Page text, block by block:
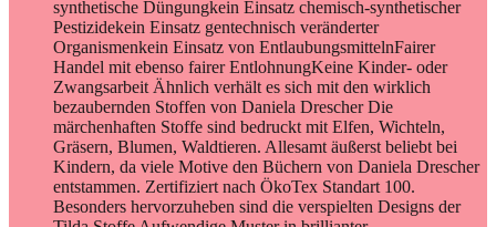
synthetische Düngungkein Einsatz chemisch-synthetischer
Pestizidekein Einsatz gentechnisch veränderter
Organismenkein Einsatz von EntlaubungsmittelnFairer
Handel mit ebenso fairer EntlohnungKeine Kinder- oder
Zwangsarbeit Ähnlich verhält es sich mit den wirklich
bezaubernden Stoffen von Daniela Drescher Die
märchenhaften Stoffe sind bedruckt mit Elfen, Wichteln,
Gräsern, Blumen, Waldtieren. Allesamt äußerst beliebt bei
Kindern, da viele Motive den Büchern von Daniela Drescher
entstammen. Zertifiziert nach ÖkoTex Standart 100.
Besonders hervorzuheben sind die verspielten Designs der